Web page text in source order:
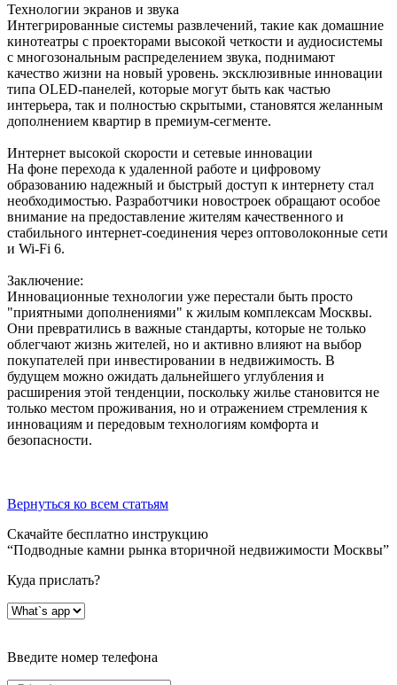
Технологии экранов и звука
Интегрированные системы развлечений, такие как домашние
кинотеатры с проекторами высокой четкости и аудиосистемы
с многозональным распределением звука, поднимают
качество жизни на новый уровень. эксклюзивные инновации
типа OLED-панелей, которые могут быть как частью
интерьера, так и полностью скрытыми, становятся желанным
дополнением квартир в премиум-сегменте.
Интернет высокой скорости и сетевые инновации
На фоне перехода к удаленной работе и цифровому
образованию надежный и быстрый доступ к интернету стал
необходимостью. Разработчики новостроек обращают особое
внимание на предоставление жителям качественного и
стабильного интернет-соединения через оптоволоконные сети
и Wi-Fi 6.
Заключение:
Инновационные технологии уже перестали быть просто
"приятными дополнениями" к жилым комплексам Москвы.
Они превратились в важные стандарты, которые не только
облегчают жизнь жителей, но и активно влияют на выбор
покупателей при инвестировании в недвижимость. В
будущем можно ожидать дальнейшего углубления и
расширения этой тенденции, поскольку жилье становится не
только местом проживания, но и отражением стремления к
инновациям и передовым технологиям комфорта и
безопасности.
Вернуться ко всем статьям
Скачайте бесплатно инструкцию
“Подводные камни рынка вторичной недвижимости Москвы”
Куда прислать?
Введите номер телефона